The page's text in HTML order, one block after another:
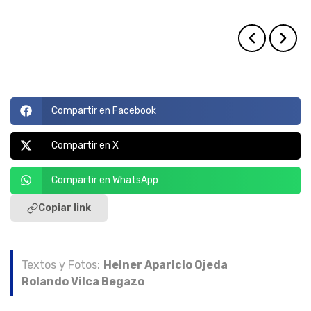
Compartir en Facebook
Compartir en X
Compartir en WhatsApp
Copiar link
Textos y Fotos: Heiner Aparicio Ojeda
Rolando Vilca Begazo